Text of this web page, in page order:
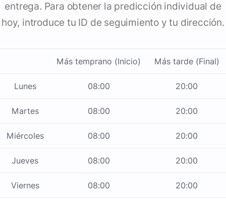
entrega. Para obtener la predicción individual de
hoy, introduce tu ID de seguimiento y tu dirección.
Más temprano (Inicio) Más tarde (Final)
Lunes 08:00 20:00
Martes 08:00 20:00
Miércoles 08:00 20:00
Jueves 08:00 20:00
Viernes 08:00 20:00